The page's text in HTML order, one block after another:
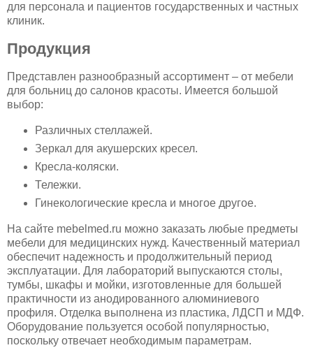
для персонала и пациентов государственных и частных
клиник.
Продукция
Представлен разнообразный ассортимент – от мебели
для больниц до салонов красоты. Имеется большой
выбор:
Различных стеллажей.
Зеркал для акушерских кресел.
Кресла-коляски.
Тележки.
Гинекологические кресла и многое другое.
На сайте mebelmed.ru можно заказать любые предметы
мебели для медицинских нужд. Качественный материал
обеспечит надежность и продолжительный период
эксплуатации. Для лабораторий выпускаются столы,
тумбы, шкафы и мойки, изготовленные для большей
практичности из анодированного алюминиевого
профиля. Отделка выполнена из пластика, ЛДСП и МДФ.
Оборудование пользуется особой популярностью,
поскольку отвечает необходимым параметрам.